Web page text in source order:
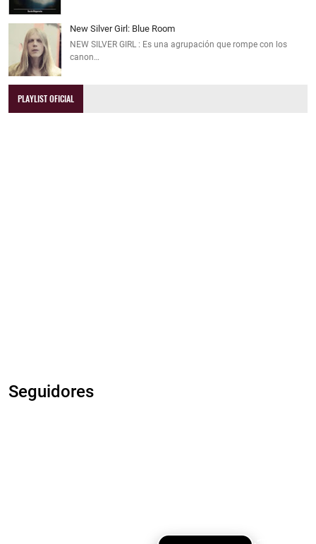
New Silver Girl: Blue Room
NEW SILVER GIRL : Es una agrupación que rompe con los
canon…
PLAYLIST OFICIAL
Seguidores